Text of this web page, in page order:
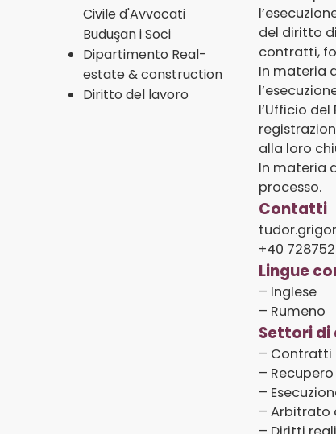
Civile d'Avvocati
Buduşan i Soci
Dipartimento Real-
estate & construction
Diritto del lavoro
del diritto
contratti,
In materia
l’Ufficio
alla loro
In materia
processo.
Contatti
+40
Lingue
– Inglese
– Rumeno
Settori
– Contratti
–
–
– Arbitrato